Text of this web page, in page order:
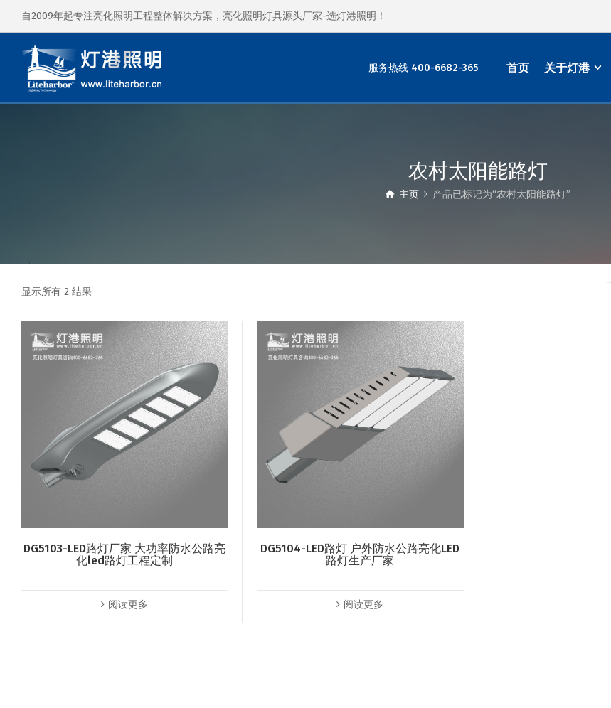
自2009年起专注亮化照明工程整体解决方案，亮化照明灯具源头厂家-选灯港照明！
服务热线 400-6682-365 首页 关于灯港
农村太阳能路灯
主页 产品已标记为“农村太阳能路灯”
显示所有 2 结果
DG5103-LED路灯厂家 大功率防水公路亮
化led路灯工程定制
阅读更多
DG5104-LED路灯 户外防水公路亮化LED
路灯生产厂家
阅读更多